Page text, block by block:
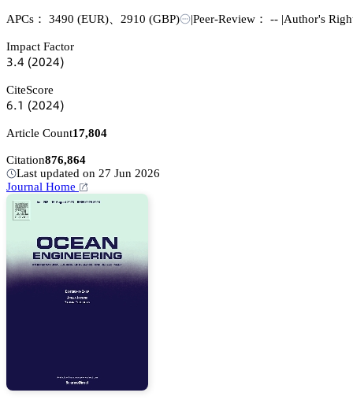
APCs： 3490 (EUR)、 2910 (GBP) |Peer-Review： -- |Author's
Impact Factor
杚.鋺 (缗蔡缗鋺)
CiteScore
炆.声 (缗蔡缗鋺)
Article Count17,804
Citation876,864
Last updated on 27 Jun 2026
Journal Home